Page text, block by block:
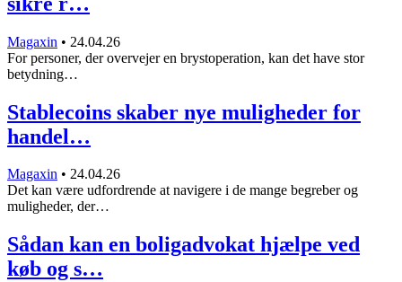
Magaxin • 24.04.26
For personer, der overvejer en brystoperation, kan det have stor
betydning…
Stablecoins skaber nye muligheder for
handel…
Magaxin • 24.04.26
Det kan være udfordrende at navigere i de mange begreber og
muligheder, der…
Sådan kan en boligadvokat hjælpe ved
køb og s…